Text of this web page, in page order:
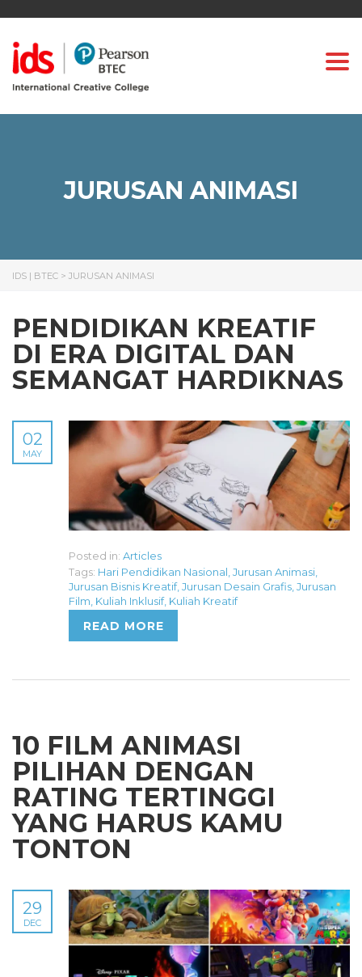
JURUSAN ANIMASI
IDS | BTEC > JURUSAN ANIMASI
PENDIDIKAN KREATIF
DI ERA DIGITAL DAN
SEMANGAT HARDIKNAS
02
MAY
Posted in: Articles
Tags: Hari Pendidikan Nasional Jurusan Animasi
Jurusan Bisnis Kreatif, Jurusan Desain Grafis Jurusan
Film Kuliah Inklusif, Kuliah Kreatif
READ MORE
10 FILM ANIMASI
PILIHAN DENGAN
RATING TERTINGGI
YANG HARUS KAMU
TONTON
29
DEC